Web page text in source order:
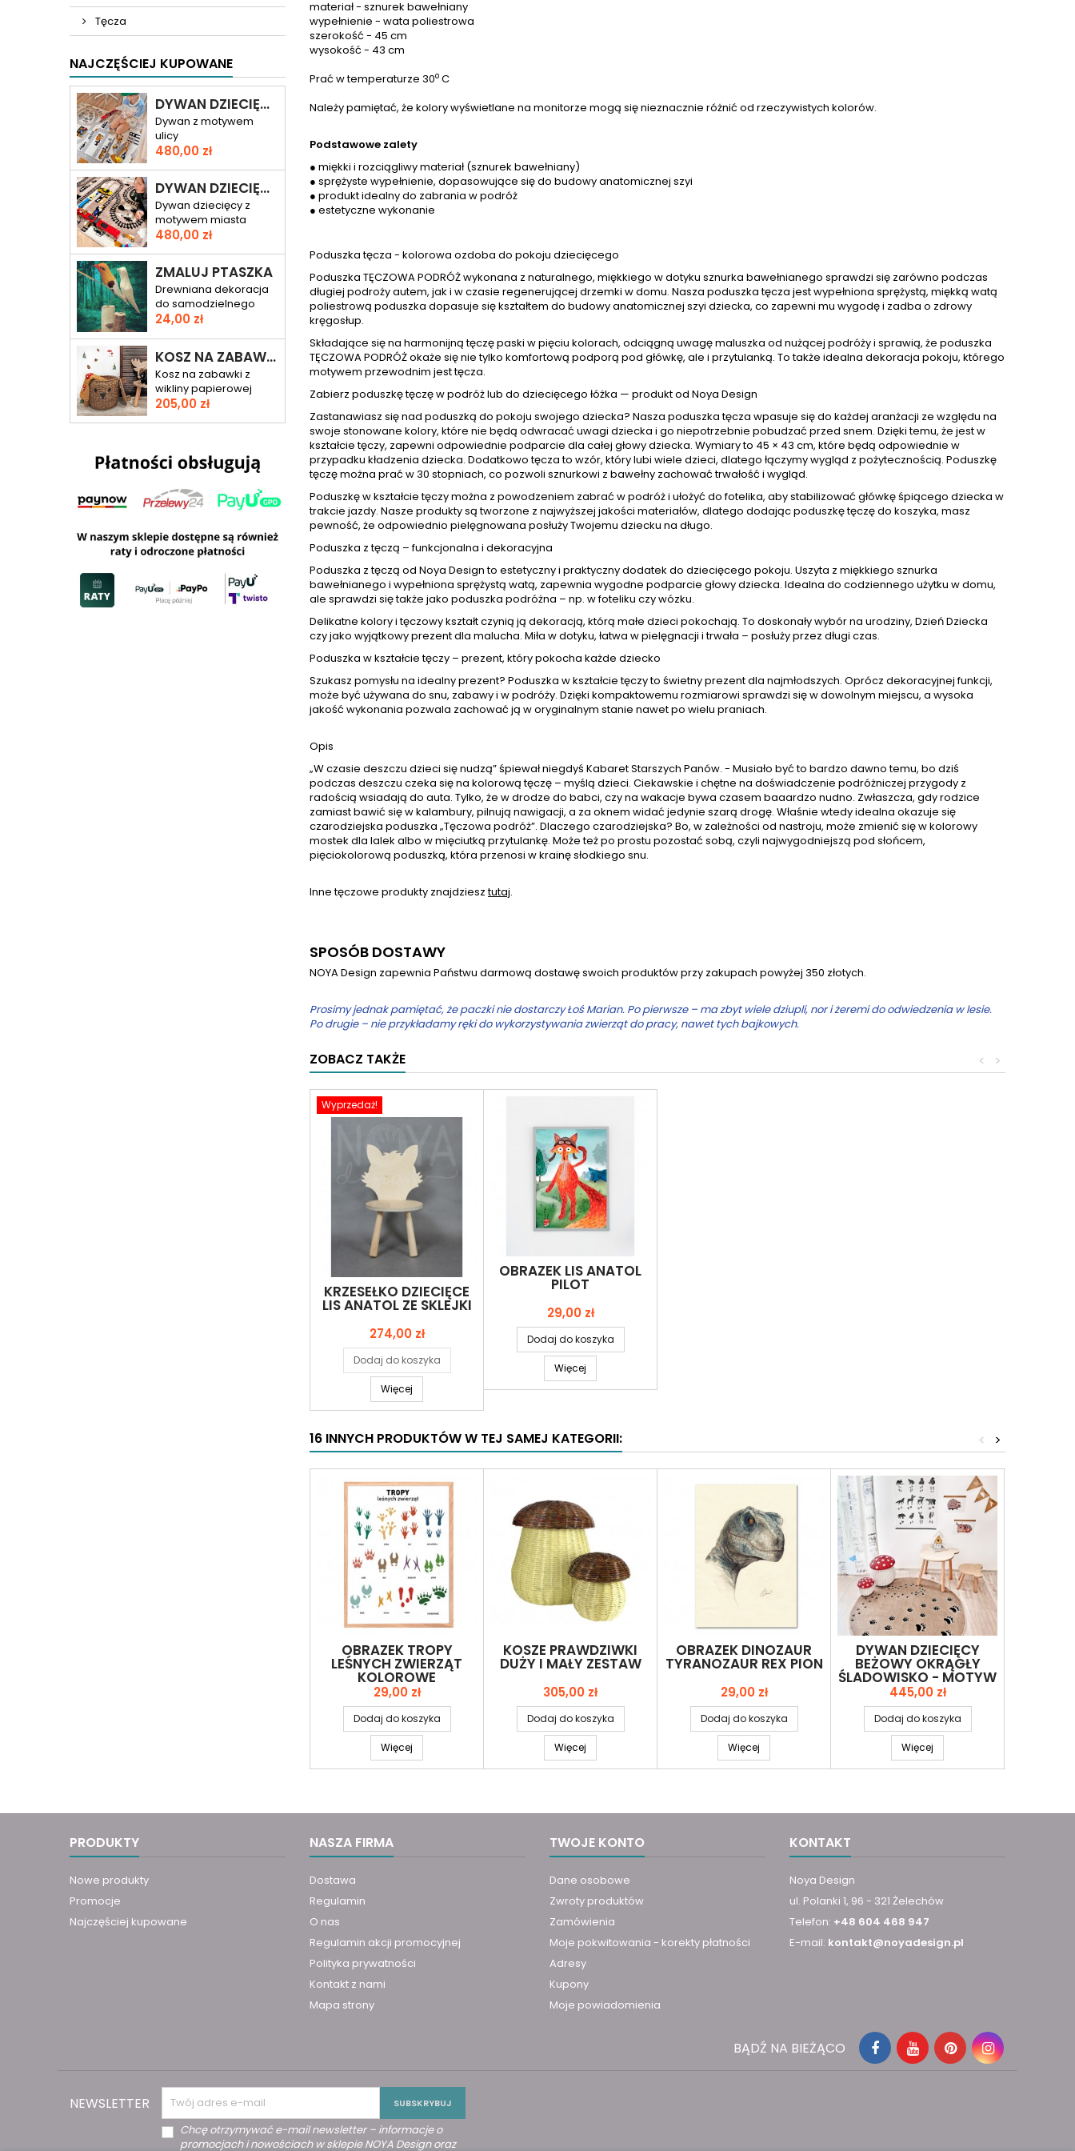
Tęcza
NAJCZĘŚCIEJ KUPOWANE
DYWAN DZIECIĘCY DROGA PRZEZ MIASTO
Dywan z motywem
ulicy
Cena
480,00 zł
DYWAN DZIECIĘCY ULICA I TORY – RAJD PRZEZ MIASTO
Dywan dziecięcy z
motywem miasta
Cena
480,00 zł
ZMALUJ PTASZKA
Drewniana dekoracja
do samodzielnego
pomalowania
Cena
24,00 zł
KOSZ NA ZABAWKI MIŚ KAROL
Kosz na zabawki z
wikliny papierowej
Cena
205,00 zł
materiał - sznurek bawełniany
wypełnienie - wata poliestrowa
szerokość - 45 cm
wysokość - 43 cm
Prać w temperaturze 30o C
Należy pamiętać, że kolory wyświetlane na monitorze mogą się nieznacznie różnić od rzeczywistych kolorów.
Podstawowe zalety
● miękki i rozciągliwy materiał (sznurek bawełniany)
● sprężyste wypełnienie, dopasowujące się do budowy anatomicznej szyi
● produkt idealny do zabrania w podróż
● estetyczne wykonanie
Poduszka tęcza - kolorowa ozdoba do pokoju dziecięcego
Poduszka TĘCZOWA PODRÓŻ wykonana z naturalnego, miękkiego w dotyku sznurka bawełnianego sprawdzi się zarówno podczas
długiej podroży autem, jak i w czasie regenerującej drzemki w domu. Nasza poduszka tęcza jest wypełniona sprężystą, miękką watą
poliestrową poduszka dopasuje się kształtem do budowy anatomicznej szyi dziecka, co zapewni mu wygodę i zadba o zdrowy
kręgosłup.
Składające się na harmonijną tęczę paski w pięciu kolorach, odciągną uwagę maluszka od nużącej podróży i sprawią, że poduszka
TĘCZOWA PODRÓŻ okaże się nie tylko komfortową podporą pod główkę, ale i przytulanką. To także idealna dekoracja pokoju, którego
motywem przewodnim jest tęcza.
Zabierz poduszkę tęczę w podróż lub do dziecięcego łóżka — produkt od Noya Design
Zastanawiasz się nad poduszką do pokoju swojego dziecka? Nasza poduszka tęcza wpasuje się do każdej aranżacji ze względu na
swoje stonowane kolory, które nie będą odwracać uwagi dziecka i go niepotrzebnie pobudzać przed snem. Dzięki temu, że jest w
kształcie tęczy, zapewni odpowiednie podparcie dla całej głowy dziecka. Wymiary to 45 × 43 cm, które będą odpowiednie w
przypadku kładzenia dziecka. Dodatkowo tęcza to wzór, który lubi wiele dzieci, dlatego łączymy wygląd z pożytecznością. Poduszkę
tęczę można prać w 30 stopniach, co pozwoli sznurkowi z bawełny zachować trwałość i wygląd.
Poduszkę w kształcie tęczy można z powodzeniem zabrać w podróż i ułożyć do fotelika, aby stabilizować główkę śpiącego dziecka w
trakcie jazdy. Nasze produkty są tworzone z najwyższej jakości materiałów, dlatego dodając poduszkę tęczę do koszyka, masz
pewność, że odpowiednio pielęgnowana posłuży Twojemu dziecku na długo.
Poduszka z tęczą – funkcjonalna i dekoracyjna
Poduszka z tęczą od Noya Design to estetyczny i praktyczny dodatek do dziecięcego pokoju. Uszyta z miękkiego sznurka
bawełnianego i wypełniona sprężystą watą, zapewnia wygodne podparcie głowy dziecka. Idealna do codziennego użytku w domu,
ale sprawdzi się także jako poduszka podróżna – np. w foteliku czy wózku.
Delikatne kolory i tęczowy kształt czynią ją dekoracją, którą małe dzieci pokochają. To doskonały wybór na urodziny, Dzień Dziecka
czy jako wyjątkowy prezent dla malucha. Miła w dotyku, łatwa w pielęgnacji i trwała – posłuży przez długi czas.
Poduszka w kształcie tęczy – prezent, który pokocha każde dziecko
Szukasz pomysłu na idealny prezent? Poduszka w kształcie tęczy to świetny prezent dla najmłodszych. Oprócz dekoracyjnej funkcji,
może być używana do snu, zabawy i w podróży. Dzięki kompaktowemu rozmiarowi sprawdzi się w dowolnym miejscu, a wysoka
jakość wykonania pozwala zachować ją w oryginalnym stanie nawet po wielu praniach.
Opis
„W czasie deszczu dzieci się nudzą” śpiewał niegdyś Kabaret Starszych Panów. - Musiało być to bardzo dawno temu, bo dziś
podczas deszczu czeka się na kolorową tęczę – myślą dzieci. Ciekawskie i chętne na doświadczenie podróżniczej przygody z
radością wsiadają do auta. Tylko, że w drodze do babci, czy na wakacje bywa czasem baaardzo nudno. Zwłaszcza, gdy rodzice
zamiast bawić się w kalambury, pilnują nawigacji, a za oknem widać jedynie szarą drogę. Właśnie wtedy idealna okazuje się
czarodziejska poduszka „Tęczowa podróż”. Dlaczego czarodziejska? Bo, w zależności od nastroju, może zmienić się w kolorowy
mostek dla lalek albo w mięciutką przytulankę. Może też po prostu pozostać sobą, czyli najwygodniejszą pod słońcem,
pięciokolorową poduszką, która przenosi w krainę słodkiego snu.
Inne tęczowe produkty znajdziesztutaj.
SPOSÓB DOSTAWY
NOYA Design zapewnia Państwu darmową dostawę swoich produktów przy zakupach powyżej 350 złotych.
Prosimy jednak pamiętać, że paczki nie dostarczy Łoś Marian. Po pierwsze – ma zbyt wiele dziupli, nor i żeremi do odwiedzenia w lesie.
Po drugie – nie przykładamy ręki do wykorzystywania zwierząt do pracy, nawet tych bajkowych.
ZOBACZ TAKŻE >
<
Wyprzedaż!
KRZESEŁKO DZIECIĘCE
LIS ANATOL ZE SKLEJKI
Cena
274,00 zł
Dodaj do koszyka
Więcej
OBRAZEK LIS ANATOL
PILOT
Cena
29,00 zł
Dodaj do koszyka
Więcej
16 INNYCH PRODUKTÓW W TEJ SAMEJ KATEGORII: >
<
OBRAZEK TROPY
LEŚNYCH ZWIERZĄT
KOLOROWE
Cena
29,00 zł
Dodaj do koszyka
Więcej
KOSZE PRAWDZIWKI
DUŻY I MAŁY ZESTAW
Cena
305,00 zł
Dodaj do koszyka
Więcej
OBRAZEK DINOZAUR
TYRANOZAUR REX PION
Cena
29,00 zł
Dodaj do koszyka
Więcej
DYWAN DZIECIĘCY
BEŻOWY OKRĄGŁY
ŚLADOWISKO - MOTYW
LEŚNY 3D
Cena
445,00 zł
Dodaj do koszyka
Więcej
PRODUKTY
Nowe produkty
Promocje
Najczęściej kupowane
NASZA FIRMA
Dostawa
Regulamin
O nas
Regulamin akcji promocyjnej
Polityka prywatności
Kontakt z nami
Mapa strony
TWOJE KONTO
Dane osobowe
Zwroty produktów
Zamówienia
Moje pokwitowania - korekty płatności
Adresy
Kupony
Moje powiadomienia
KONTAKT
Noya Design
ul. Polanki 1, 96 - 321 Żelechów
Telefon: +48 604 468 947
E-mail: kontakt@noyadesign.pl
BĄDŹ NA BIEŻĄCO
NEWSLETTER
Chcę otrzymywać e-mail newsletter – informacje o
promocjach i nowościach w sklepie NOYA Design oraz